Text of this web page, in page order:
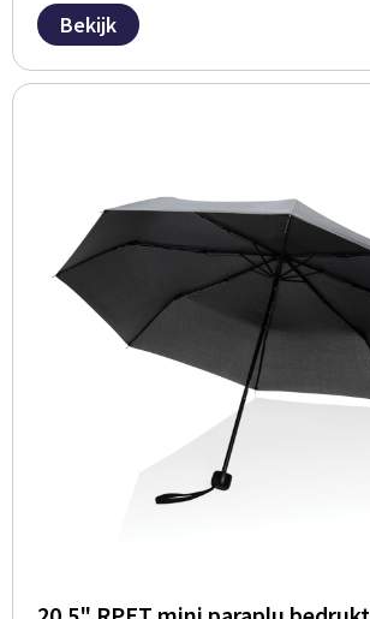
Bekijk